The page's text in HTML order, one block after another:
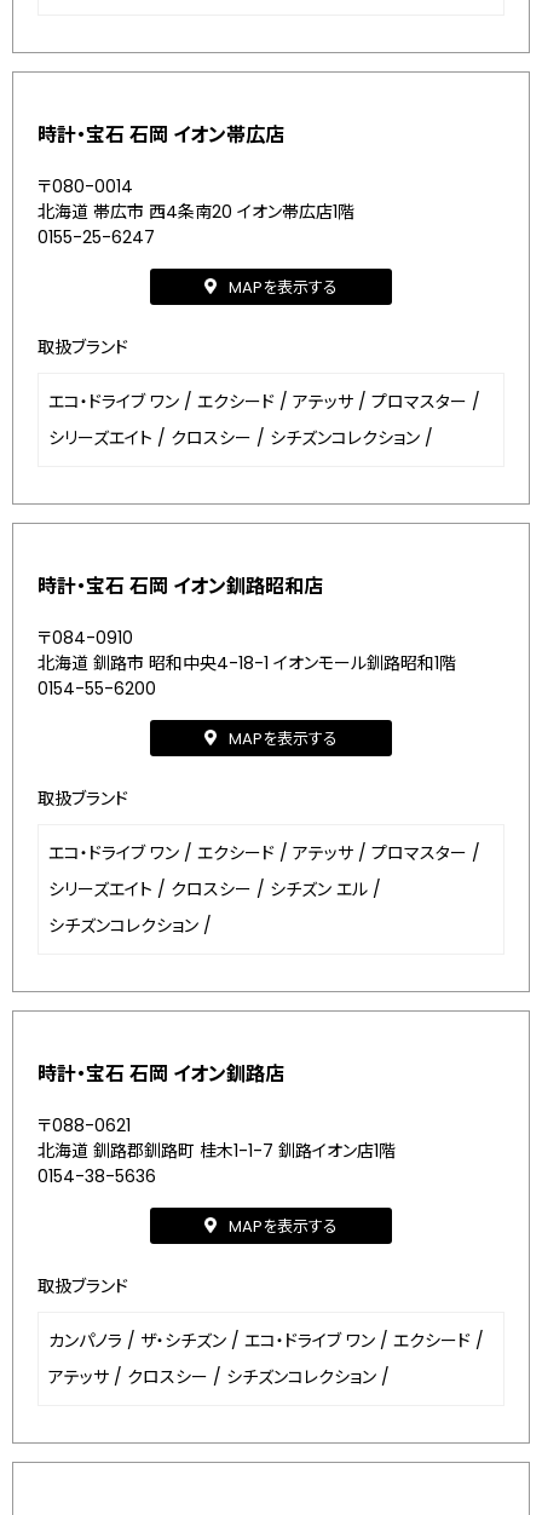
時計・宝石 石岡 イオン帯広店
〒080-0014
北海道 帯広市 西4条南20 イオン帯広店1階
0155-25-6247
MAPを表示する
取扱ブランド
エコ・ドライブ ワン / エクシード / アテッサ / プロマスター /
シリーズエイト / クロスシー / シチズンコレクション /
時計・宝石 石岡 イオン釧路昭和店
〒084-0910
北海道 釧路市 昭和中央4-18-1 イオンモール釧路昭和1階
0154-55-6200
MAPを表示する
取扱ブランド
エコ・ドライブ ワン / エクシード / アテッサ / プロマスター /
シリーズエイト / クロスシー / シチズン エル /
シチズンコレクション /
時計・宝石 石岡 イオン釧路店
〒088-0621
北海道 釧路郡釧路町 桂木1-1-7 釧路イオン店1階
0154-38-5636
MAPを表示する
取扱ブランド
カンパノラ / ザ・シチズン / エコ・ドライブ ワン / エクシード /
アテッサ / クロスシー / シチズンコレクション /